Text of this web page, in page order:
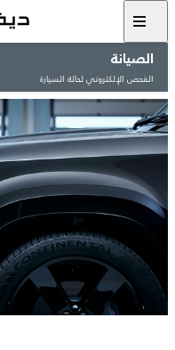
الصيانة
الفحص الإلكتروني لحالة السيارة